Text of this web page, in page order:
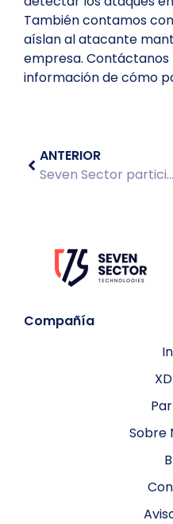
También contamos
aíslan al atacante
empresa.
información de cómo
ANTERIOR
Seven Sector participa en el 19ENISE
Compañía
Sobre